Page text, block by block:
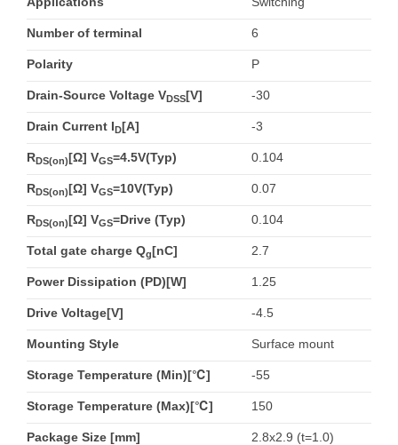
Number of terminal 6
Polarity P
Drain-Source Voltage VDSS[V] -30
Drain Current ID[A] -3
RDS(on)[Ω] VGS=4.5V(Typ) 0.104
RDS(on)[Ω] VGS=10V(Typ) 0.07
RDS(on)[Ω] VGS=Drive (Typ) 0.104
Total gate charge Qg[nC] 2.7
Power Dissipation (PD)[W] 1.25
Drive Voltage[V] -4.5
Mounting Style Surface mount
Storage Temperature (Min)[℃] -55
Storage Temperature (Max)[℃] 150
Package Size [mm] 2.8x2.9 (t=1.0)